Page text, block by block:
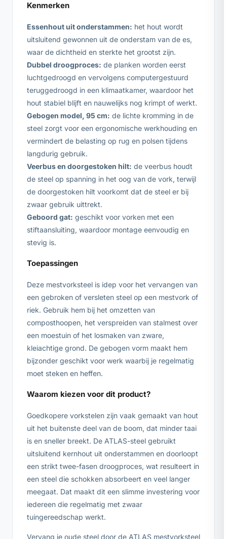
Kenmerken
Essenhout uit onderstammen: het hout wordt
uitsluitend gewonnen uit de onderstam van de es,
waar de dichtheid en sterkte het grootst zijn.
Dubbel droogproces: de planken worden eerst
luchtgedroogd en vervolgens computergestuurd
teruggedroogd in een klimaatkamer, waardoor het
hout stabiel blijft en nauwelijks nog krimpt of werkt.
Gebogen model, 95 cm: de lichte kromming in de
steel zorgt voor een ergonomische werkhouding en
vermindert de belasting op rug en polsen tijdens
langdurig gebruik.
Veerbus en doorgestoken hilt: de veerbus houdt
de steel op spanning in het oog van de vork, terwijl
de doorgestoken hilt voorkomt dat de steel er bij
zwaar gebruik uittrekt.
Geboord gat: geschikt voor vorken met een
stiftaansluiting, waardoor montage eenvoudig en
stevig is.
Toepassingen
Deze mestvorksteel is idep voor het vervangen van
een gebroken of versleten steel op een mestvork of
riek. Gebruik hem bij het omzetten van
composthoopen, het verspreiden van stalmest over
een moestuin of het losmaken van zware,
kleiachtige grond. De gebogen vorm maakt hem
bijzonder geschikt voor werk waarbij je regelmatig
moet steken en heffen.
Waarom kiezen voor dit product?
Goedkopere vorkstelen zijn vaak gemaakt van hout
uit het buitenste deel van de boom, dat minder taai
is en sneller breekt. De ATLAS-steel gebruikt
uitsluitend kernhout uit onderstammen en doorloopt
een strikt twee-fasen droogproces, wat resulteert in
een steel die schokken absorbeert en veel langer
meegaat. Dat maakt dit een slimme investering voor
iedereen die regelmatig met zwaar
tuingereedschap werkt.
Vervang je oude steel door de ATLAS mestvorksteel